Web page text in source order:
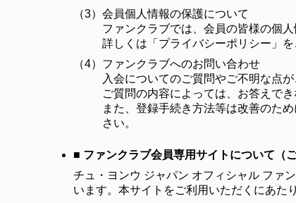
（3） 会員個人情報の保護について
ファンクラブでは、会員の皆様の個
詳しくは「プライバシーポリシー」を
（4） ファンクラブへのお問い合わせ
入会についてのご質問やご不明な点
ご質問の内容によっては、お答えで
また、登録手続き方法等は改善のた
さい。
■ ファンクラブ会員専用サイトについて（ご
チュ・ヨンウ ジャパン オフィシャル ファ
います。本サイトをご利用いただくにあた